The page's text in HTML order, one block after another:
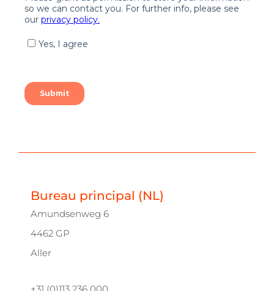
Bureau principal (NL)
Amundsenweg 6
4462 GP
Aller
+31 (0)113 236 000